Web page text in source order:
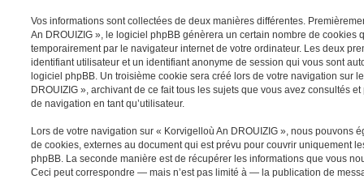
Vos informations sont collectées de deux manières différentes.
An DROUIZIG », le logiciel phpBB génèrera un certain nombre de cookies
temporairement par le navigateur internet de votre ordinateur. Les deux
identifiant utilisateur et un identifiant anonyme de session qui vous sont
logiciel phpBB. Un troisième cookie sera créé lors de votre navigation sur
DROUIZIG », archivant de ce fait tous les sujets que vous avez consultés
de navigation en tant qu’utilisateur.
Lors de votre navigation sur « Korvigelloù An DROUIZIG », nous pouvons
de cookies, externes au document qui est prévu pour couvrir uniquement
phpBB. La seconde manière est de récupérer les informations que vous
Ceci peut correspondre — mais n’est pas limité à — la publication de